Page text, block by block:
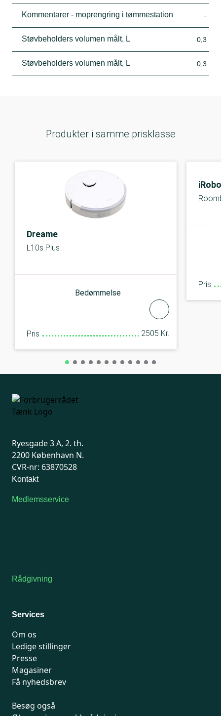
Kommentarer - moprengring i tømmestation -
Støvbeholders volumen målt, L 0,3
Støvbeholders volumen målt, L 0,3
Produkter i samme prisklasse
Dreame
L10s Plus
Bedømmelse
Pris 2505 Kr.
Pris
Ryesgade 3 A, 2. th.
2200 København N.
CVR-nr: 63870528
Kontakt
Medlemsservice
Rådgivning
Services
Om os
Ledige stillinger
Presse
Magasiner
Få nyhedsbrev
Besøg også